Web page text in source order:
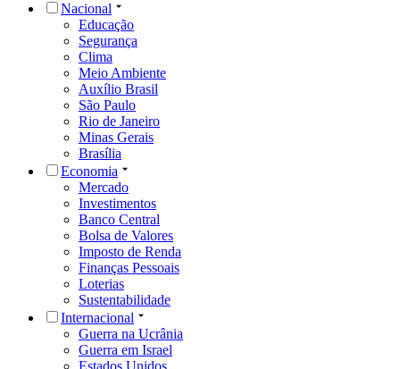
Nacional
Educação
Segurança
Clima
Meio Ambiente
Auxílio Brasil
São Paulo
Rio de Janeiro
Minas Gerais
Brasília
Economia
Mercado
Investimentos
Banco Central
Bolsa de Valores
Imposto de Renda
Finanças Pessoais
Loterias
Sustentabilidade
Internacional
Guerra na Ucrânia
Guerra em Israel